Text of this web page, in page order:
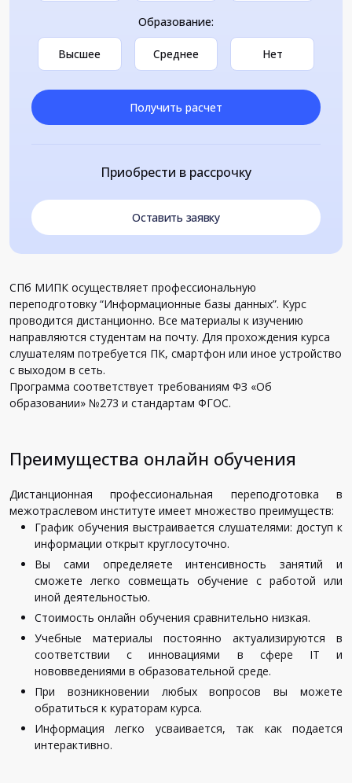
Образование:
Высшее Среднее Нет
Получить расчет
Приобрести в рассрочку
Оставить заявку
СПб МИПК осуществляет профессиональную
переподготовку “Информационные базы данных”. Курс
проводится дистанционно. Все материалы к изучению
направляются студентам на почту. Для прохождения курса
слушателям потребуется ПК, смартфон или иное устройство
с выходом в сеть.
Программа соответствует требованиям ФЗ «Об
образовании» №273 и стандартам ФГОС.
Преимущества онлайн обучения
Дистанционная профессиональная переподготовка в
межотраслевом институте имеет множество преимуществ:
График обучения выстраивается слушателями: доступ к
информации открыт круглосуточно.
Вы сами определяете интенсивность занятий и
сможете легко совмещать обучение с работой или
иной деятельностью.
Стоимость онлайн обучения сравнительно низкая.
Учебные материалы постоянно актуализируются в
соответствии с инновациями в сфере IT и
нововведениями в образовательной среде.
При возникновении любых вопросов вы можете
обратиться к кураторам курса.
Информация легко усваивается, так как подается
интерактивно.